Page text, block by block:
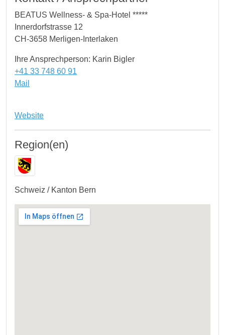
BEATUS Wellness- & Spa-Hotel *****
Innerdorfstrasse 12
CH-3658 Merligen-Interlaken
Ihre Ansprechperson: Karin Bigler
+41 33 748 60 91
Mail
Website
Region(en)
Schweiz / Kanton Bern